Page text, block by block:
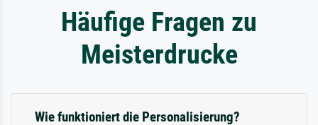
Häufige Fragen zu
Meisterdrucke
Wie funktioniert die Personalisierung?